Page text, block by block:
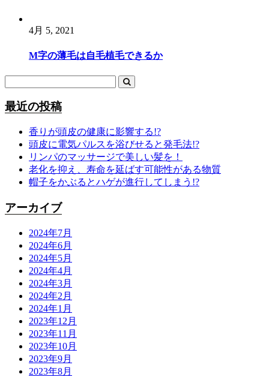
4月 5, 2021
M字の薄毛は自毛植毛できるか
最近の投稿
香りが頭皮の健康に影響する!?
頭皮に電気パルスを浴びせると発毛法!?
リンパのマッサージで美しい髪を！
老化を抑え、寿命を延ばす可能性がある物質
帽子をかぶるとハゲが進行してしまう!?
アーカイブ
2024年7月
2024年6月
2024年5月
2024年4月
2024年3月
2024年2月
2024年1月
2023年12月
2023年11月
2023年10月
2023年9月
2023年8月